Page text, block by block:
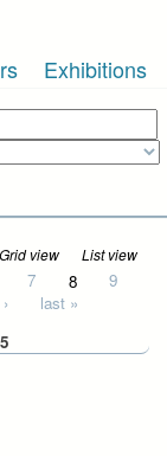
Exhibitions
Grid view List view
7 8
9
last »